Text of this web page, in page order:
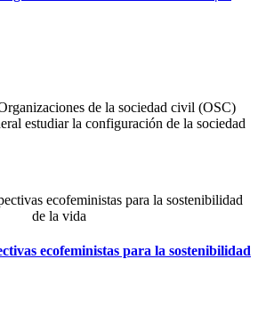
de la sociedad civil (OSC)
estudiar la configuración de la sociedad
ecofeministas para la sostenibilidad